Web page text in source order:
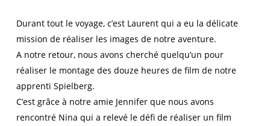
Durant tout le voyage, c’est Laurent qui a eu la délicate
mission de réaliser les images de notre aventure.
A notre retour, nous avons cherché quelqu’un pour
réaliser le montage des douze heures de film de notre
apprenti Spielberg.
C’est grâce à notre amie Jennifer que nous avons
rencontré Nina qui a relevé le défi de réaliser un film